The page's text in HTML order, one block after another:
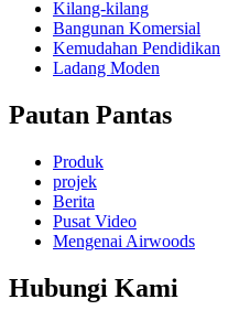
Kilang-kilang
Bangunan Komersial
Kemudahan Pendidikan
Ladang Moden
Pautan Pantas
Produk
projek
Berita
Pusat Video
Mengenai Airwoods
Hubungi Kami